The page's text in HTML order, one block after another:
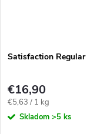
Satisfaction
€16,90
Jednotková
cena:
€5,63 / 1 kg
Skladom >5 ks